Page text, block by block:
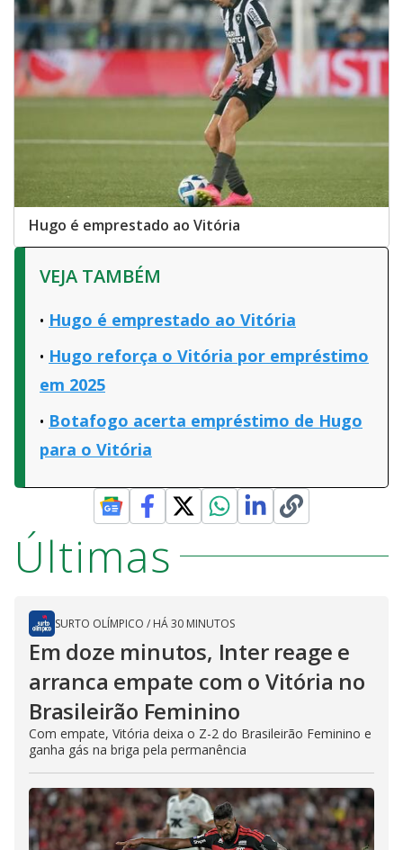
Hugo é emprestado ao Vitória
VEJA TAMBÉM
Hugo é emprestado ao Vitória
Hugo reforça o Vitória por empréstimo
em 2025
Botafogo acerta empréstimo de Hugo
para o Vitória
Últimas
SURTO OLÍMPICO / HÁ 30 MINUTOS
Em doze minutos, Inter reage e
arranca empate com o Vitória no
Brasileirão Feminino
Com empate, Vitória deixa o Z-2 do Brasileirão Feminino e
ganha gás na briga pela permanência